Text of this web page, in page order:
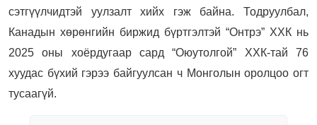
сэтгүүлчидтэй уулзалт хийх гэж байна. Тодруулбал,
Канадын хөрөнгийн биржид бүртгэлтэй “Онтрэ” ХХК нь
2025 оны хоёрдугаар сард “Оюутолгой” ХХК-тай 76
хуудас бүхий гэрээ байгуулсан ч Монголын оролцоо огт
тусаагүй.